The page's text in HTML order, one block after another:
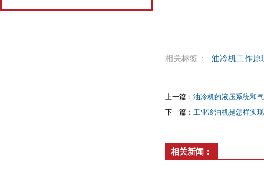
相关标签： 油冷机工作原
上一篇： 油冷机的液压系统和
下一篇： 工业冷油机是怎样实
相关新闻：